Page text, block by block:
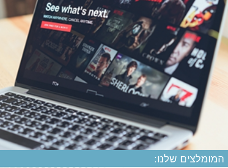
המומלצים שלנו: